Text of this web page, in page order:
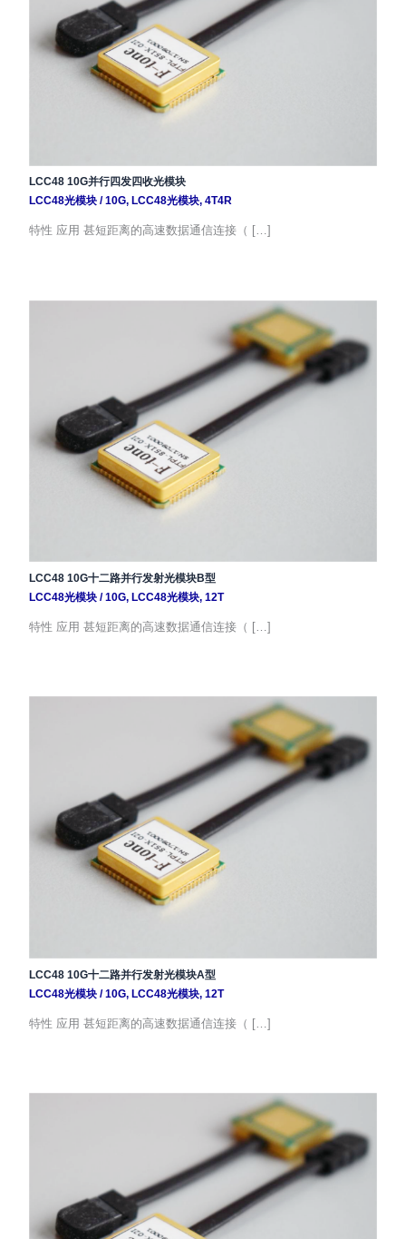
LCC48 10G并行四发四收光模块
LCC48光模块/10G, LCC48光模块, 4T4R
特性 应用 甚短距离的高速数据通信连接（ […]
LCC48 10G十二路并行发射光模块B型
LCC48光模块/10G, LCC48光模块, 12T
特性 应用 甚短距离的高速数据通信连接（ […]
LCC48 10G十二路并行发射光模块A型
LCC48光模块/10G, LCC48光模块, 12T
特性 应用 甚短距离的高速数据通信连接（ […]